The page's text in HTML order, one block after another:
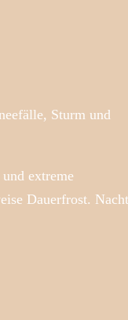
Sturm und
extreme
Dauerfrost. Nacht